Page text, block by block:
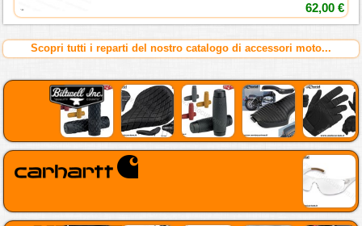
62,00 €
Scopri tutti i reparti del nostro catalogo di accessori moto...